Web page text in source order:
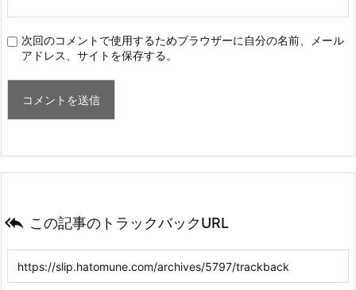
次回のコメントで使用するためブラウザーに自分の名前、メール
アドレス、サイトを保存する。
 この記事のトラックバックURL